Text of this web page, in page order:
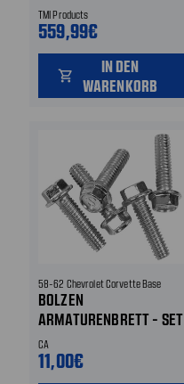
KLIMAANLAGE -
SCHWARZ
TMI Products
559,99€
shopping_cart
IN DEN
WARENKORB
58-62 Chevrolet Corvette Base
BOLZEN
ARMATURENBRETT - SET
CA
11,00€